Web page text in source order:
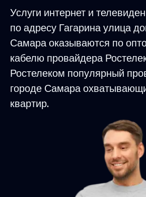
Услуги интернет и
по адресу Гагарина улица
Самара оказываются по
кабелю провайдера
Ростелеком популярный
городе Самара
квартир.